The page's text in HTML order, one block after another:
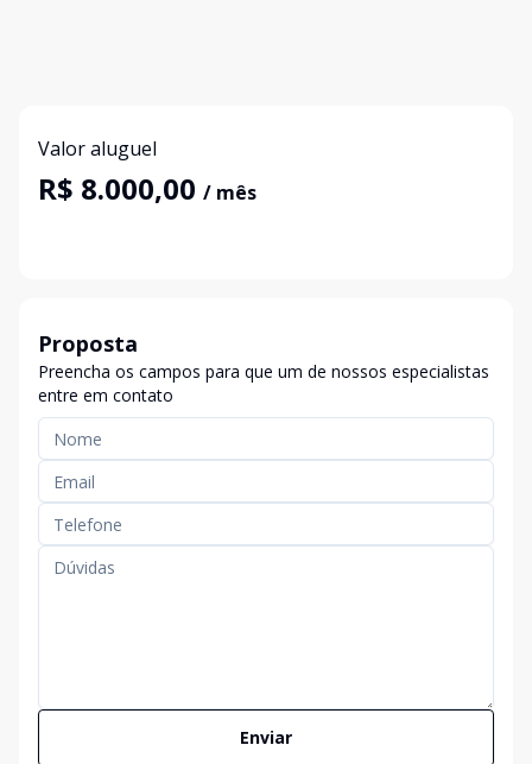
Valor aluguel
R$ 8.000,00 / mês
Proposta
Preencha os campos para que um de nossos especialistas
entre em contato
Enviar